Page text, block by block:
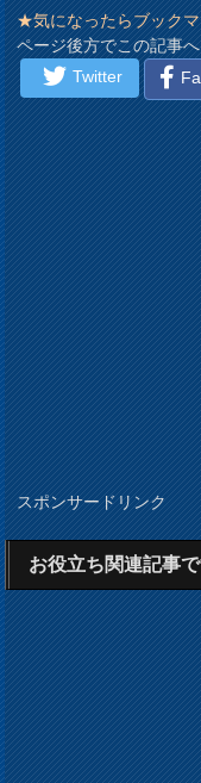
★気になったらブック
ページ後方でこの記事
Twitter
スポンサードリンク
お役立ち関連記事